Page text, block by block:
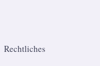
Rechtliches